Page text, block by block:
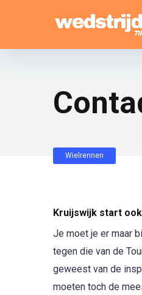
Wielrennen
Kruijswijk start
Je moet je er maar
tegen die van de
geweest van de
moeten toch de